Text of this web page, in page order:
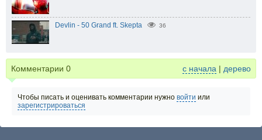
Devlin - 50 Grand ft. Skepta 36
Комментарии 0 с начала | дерево
Чтобы писать и оценивать комментарии нужно войти или
зарегистрироваться